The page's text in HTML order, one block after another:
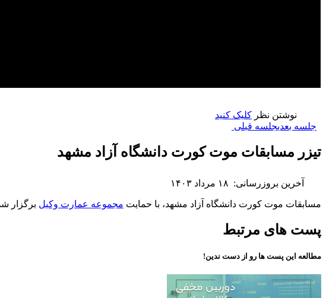
نوشتن نظر کلیک کنید
جلسه بعدیجلسه قبلی
تیزر مسابقات موت کورت دانشگاه آزاد مشهد
آخرین بروزرسانی: ۱۸ مرداد ۱۴۰۳
مسابقات موت کورت دانشگاه آزاد مشهد، با حمایت مجموعه عمارت وکیل برگزار
پست های مرتبط
مطالعه این پست ها رو از دست ندین!